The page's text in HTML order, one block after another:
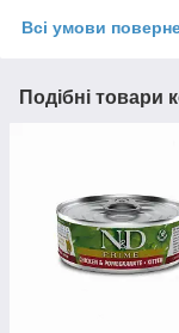
Всі умови
Подібні товари